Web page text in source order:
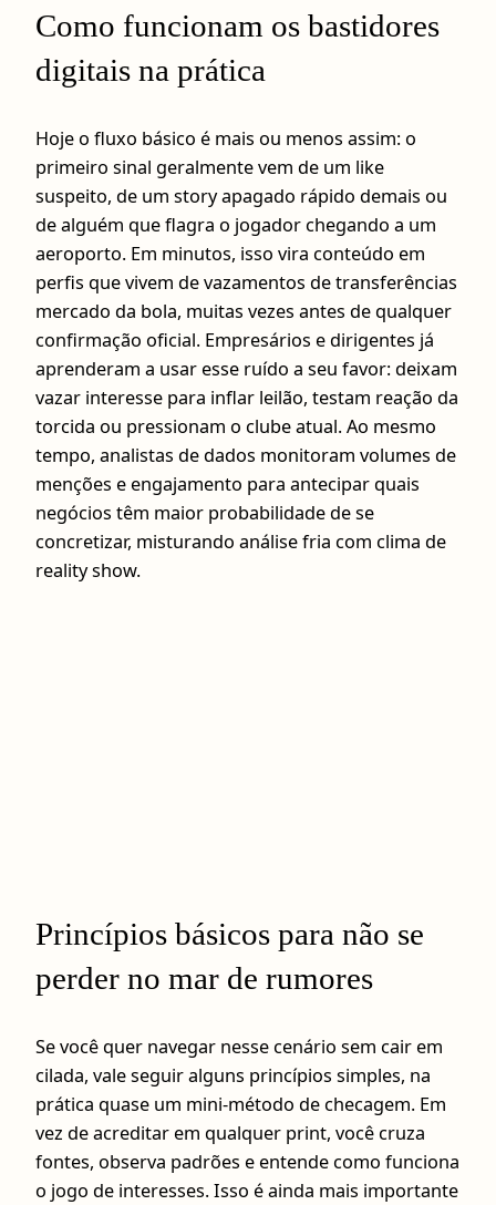
Como funcionam os bastidores
digitais na prática
Hoje o fluxo básico é mais ou menos assim: o
primeiro sinal geralmente vem de um like
suspeito, de um story apagado rápido demais ou
de alguém que flagra o jogador chegando a um
aeroporto. Em minutos, isso vira conteúdo em
perfis que vivem de vazamentos de transferências
mercado da bola, muitas vezes antes de qualquer
confirmação oficial. Empresários e dirigentes já
aprenderam a usar esse ruído a seu favor: deixam
vazar interesse para inflar leilão, testam reação da
torcida ou pressionam o clube atual. Ao mesmo
tempo, analistas de dados monitoram volumes de
menções e engajamento para antecipar quais
negócios têm maior probabilidade de se
concretizar, misturando análise fria com clima de
reality show.
Princípios básicos para não se
perder no mar de rumores
Se você quer navegar nesse cenário sem cair em
cilada, vale seguir alguns princípios simples, na
prática quase um mini-método de checagem. Em
vez de acreditar em qualquer print, você cruza
fontes, observa padrões e entende como funciona
o jogo de interesses. Isso é ainda mais importante